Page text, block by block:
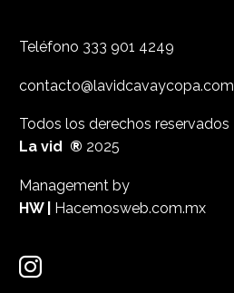
Teléfono 333 901 4249
contacto@lavidcavaycopa.com
Todos los derechos reservados
La vid ® 2025
Management by
HW |
Hacemosweb.com.mx